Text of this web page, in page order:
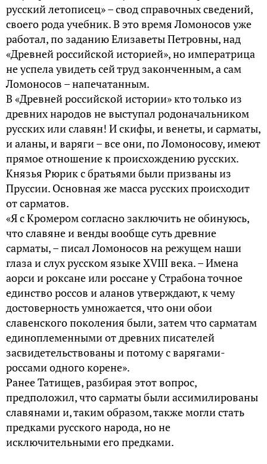
русский летописец» – свод справочных сведений,
своего рода учебник. В это время Ломоносов уже
работал, по заданию Елизаветы Петровны, над
«Древней российской историей», но императрица
не успела увидеть сей труд законченным, а сам
Ломоносов – напечатанным.
В «Древней российской истории» кто только из
древних народов не выступал родоначальником
русских или славян! И скифы, и венеты, и сарматы,
и аланы, и варяги – все они, по Ломоносову, имеют
прямое отношение к происхождению русских.
Князья Рюрик с братьями были призваны из
Пруссии. Основная же масса русских происходит
от сарматов.
«Я с Кромером согласно заключить не обинуюсь,
что славяне и венды вообще суть древние
сарматы, – писал Ломоносов на режущем наши
глаза и слух русском языке XVIII века. – Имена
аорси и роксане или россане у Страбона точное
единство россов и аланов утверждают, к чему
достоверность умножается, что они обои
славенского поколения были, затем что сарматам
единоплеменными от древних писателей
засвидетельствованы и потому с варягами-
россами одного корене».
Ранее Татищев, разбирая этот вопрос,
предположил, что сарматы были ассимилированы
славянами и, таким образом, также могли стать
предками русского народа, но не
исключительными его предками.